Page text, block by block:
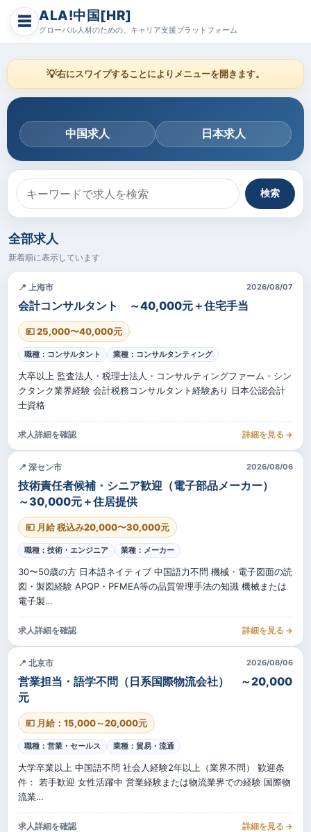
☰ ALA!中国[HR]
グローバル人材のための、キャリア支援プラットフォーム
💡右にスワイプすることによりメニューを開きます。
中国求人 日本求人
検索
全部求人
新着順に表示しています
📍 上海市 2026/08/07
会計コンサルタント ～40,000元＋住宅手当
💴 25,000〜40,000元
職種：コンサルタント 業種：コンサルタンティング
大卒以上 監査法人・税理士法人・コンサルティングファーム・シン
クタンク業界経験 会計税務コンサルタント経験あり 日本公認会計
士資格
求人詳細を確認 詳細を見る →
📍 深セン市 2026/08/06
技術責任者候補・シニア歓迎（電子部品メーカー）
～30,000元＋住居提供
💴 月給 税込み20,000〜30,000元
職種：技術・エンジニア 業種：メーカー
30〜50歳の方 日本語ネイティブ 中国語力不問 機械・電子図面の読
図・製図経験 APQP・PFMEA等の品質管理手法の知識 機械または
電子製…
求人詳細を確認 詳細を見る →
📍 北京市 2026/08/06
営業担当・語学不問（日系国際物流会社） ～20,000
元
💴 月給：15,000～20,000元
職種：営業・セールス 業種：貿易・流通
大学卒業以上 中国語不問 社会人経験2年以上（業界不問） 歓迎条
件： 若手歓迎 女性活躍中 営業経験または物流業界での経験 国際物
流業…
求人詳細を確認 詳細を見る →